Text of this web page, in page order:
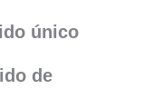
único
de